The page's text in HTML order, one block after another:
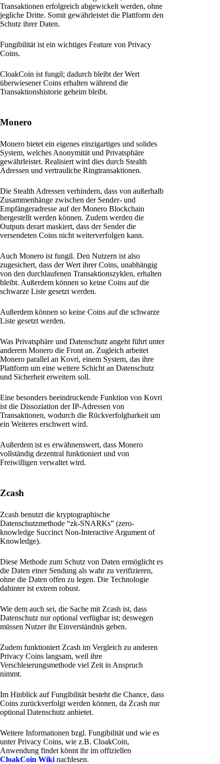
Transaktionen erfolgreich abgewickelt werden, ohne
jegliche Dritte. Somit gewährleistet die Plattform den
Schutz ihrer Daten.
Fungibilität ist ein wichtiges Feature von Privacy
Coins.
CloakCoin ist fungil; dadurch bleibt der Wert
überwiesener Coins erhalten während die
Transaktionshistorie geheim bleibt.
Monero
Monero bietet ein eigenes einzigartiges und solides
System, welches Anonymität und Privatsphäre
gewährleistet. Realisiert wird dies durch Stealth
Adressen und vertrauliche Ringtransaktionen.
Die Stealth Adressen verhindern, dass von außerhalb
Zusammenhänge zwischen der Sender- und
Empfängeradresse auf der Monero Blockchain
hergestellt werden können. Zudem werden die
Outputs derart maskiert, dass der Sender die
versendeten Coins nicht weiterverfolgen kann.
Auch Monero ist fungil. Den Nutzern ist also
zugesichert, dass der Wert ihrer Coins, unabhängig
von den durchlaufenen Transaktionszyklen, erhalten
bleibt. Außerdem können so keine Coins auf die
schwarze Liste gesetzt werden.
Außerdem können so keine Coins auf die schwarze
Liste gesetzt werden.
Was Privatsphäre und Datenschutz angeht führt unter
anderem Monero die Front an. Zugleich arbeitet
Monero parallel an Kovri, einem System, das ihre
Plattform um eine weitere Schicht an Datenschutz
und Sicherheit erweitern soll.
Eine besonders beeindruckende Funktion von Kovri
ist die Dissoziation der IP-Adressen von
Transaktionen, wodurch die Rückverfolgbarkeit um
ein Weiteres erschwert wird.
Außerdem ist es erwähnenswert, dass Monero
vollständig dezentral funktioniert und von
Freiwilligen verwaltet wird.
Zcash
Zcash benutzt die kryptographische
Datenschutzmethode “zk-SNARKs” (zero-
knowledge Succinct Non-Interactive Argument of
Knowledge).
Diese Methode zum Schutz von Daten ermöglicht es
die Daten einer Sendung als wahr zu verifizieren,
ohne die Daten offen zu legen. Die Technologie
dahinter ist extrem robust.
Wie dem auch sei, die Sache mit Zcash ist, dass
Datenschutz nur optional verfügbar ist; deswegen
müssen Nutzer ihr Einverständnis geben.
Zudem funktioniert Zcash im Vergleich zu anderen
Privacy Coins langsam, weil ihre
Verschleierungsmethode viel Zeit in Anspruch
nimmt.
Im Hinblick auf Fungibilität besteht die Chance, dass
Coins zurückverfolgt werden können, da Zcash nur
optional Datenschutz anbietet.
Weitere Informationen bzgl. Fungibilität und wie es
unter Privacy Coins, wie z.B. CloakCoin,
Anwendung findet könnt ihr im offiziellen
CloakCoin Wiki nachlesen.